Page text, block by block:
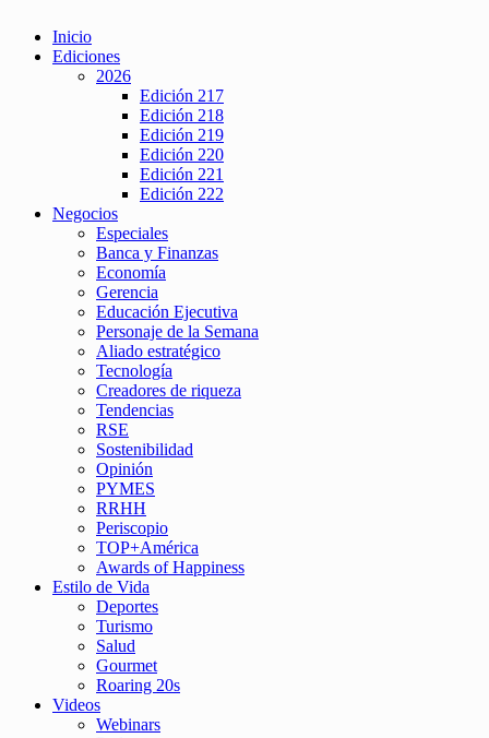
Inicio
Ediciones
2026
Edición 217
Edición 218
Edición 219
Edición 220
Edición 221
Edición 222
Negocios
Especiales
Banca y Finanzas
Economía
Gerencia
Educación Ejecutiva
Personaje de la Semana
Aliado estratégico
Tecnología
Creadores de riqueza
Tendencias
RSE
Sostenibilidad
Opinión
PYMES
RRHH
Periscopio
TOP+América
Awards of Happiness
Estilo de Vida
Deportes
Turismo
Salud
Gourmet
Roaring 20s
Videos
Webinars